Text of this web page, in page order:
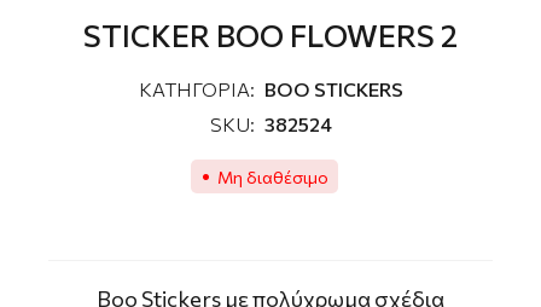
STICKER BOO FLOWERS 2
ΚΑΤΗΓΟΡΙΑ: ΒΟΟ STICKERS
SKU: 382524
Μη διαθέσιμο
Boo Stickers με πολύχρωμα σχέδια